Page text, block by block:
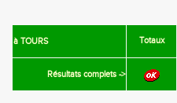
à TOURS Totaux
Résultats complets ->